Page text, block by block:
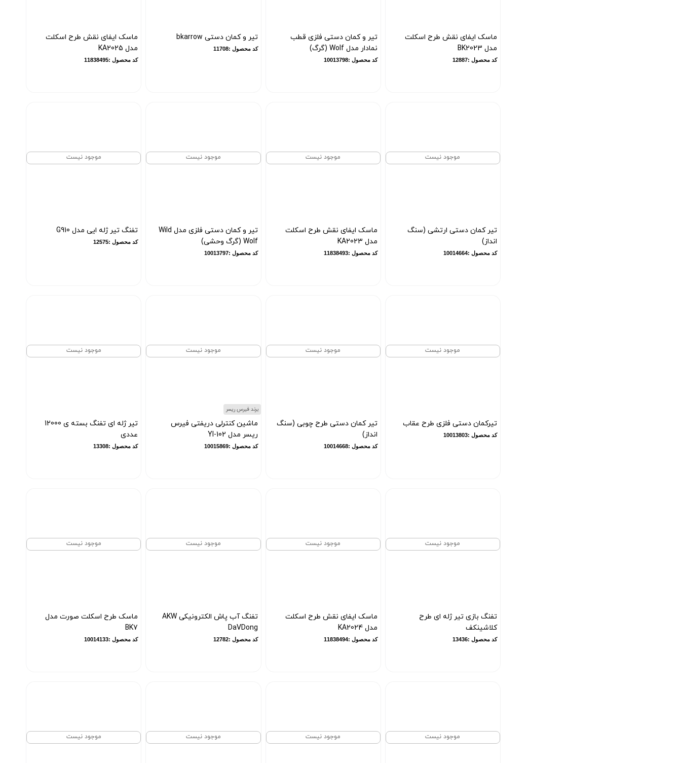
ماسک ایفای نقش طرح اسکلت
مدل BK2023
کد محصول :12887
تیر و کمان دستی فلزی قطب
نمادار مدل Wolf (گرگ)
کد محصول :10013798
تیر و کمان دستی bkarrow
کد محصول :11708
ماسک ایفای نقش طرح اسکلت
مدل KA2025
کد محصول :11838495
موجود نیست
تیر کمان دستی ارتشی (سنگ
انداز)
کد محصول :10014664
موجود نیست
ماسک ایفای نقش طرح اسکلت
مدل KA2023
کد محصول :11838493
موجود نیست
تیر و کمان دستی فلزی مدل Wild
Wolf (گرگ وحشی)
کد محصول :10013797
موجود نیست
تفنگ تیر ژله ایی مدل G910
کد محصول :12575
موجود نیست
تیرکمان دستی فلزی طرح عقاب
کد محصول :10013803
موجود نیست
تیر کمان دستی طرح چوبی (سنگ
انداز)
کد محصول :10014668
موجود نیست
برند فیرس ریسر
ماشین کنترلی دریفتی فیرس
ریسر مدل Yl-102
کد محصول :10015869
موجود نیست
تیر ژله ای تفنگ بسته ی 12000
عددی
کد محصول :13308
موجود نیست
تفنگ بازی تیر ژله ای طرح
کلاشینکف
کد محصول :13436
موجود نیست
ماسک ایفای نقش طرح اسکلت
مدل KA2024
کد محصول :11838494
موجود نیست
تفنگ آب پاش الکترونیکی AKW
DaVDong
کد محصول :12782
موجود نیست
ماسک طرح اسکلت صورت مدل
BK7
کد محصول :10014133
موجود نیست موجود نیست موجود نیست موجود نیست